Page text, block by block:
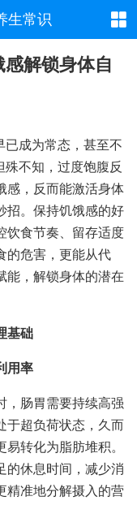
生常识
解锁身体自
已成为常态，甚至不
殊不知，过度饱腹反
感，反而能激活身体
招。保持饥饿感的好
饮食节奏、留存适度
的危害，更能从代
能，解锁身体的潜在
基础
用率
，肠胃需要持续高强
于超负荷状态，久而
转化为脂肪堆积。
的休息时间，减少消
精准地分解摄入的营